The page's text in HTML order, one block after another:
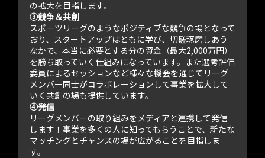
の拡大を目指します。
③競争＆共創
スポーツリーグのようなポジティブな競争の場となって
おり、スタートアップはともに学び、切磋琢磨しあう
なかで、本当に必要とする分の資金（最大2,000万円）
を勝ち取っていく仕組みになっています。また選考評価
委員によるセッションなど様々な機会を通じてリーグ
メンバー同士がコラボレーションして事業を拡大して
いく共創の場も提供しています。
④発信
リーグメンバーの取り組みをメディアと連携して発信
します！事業を多くの人に知ってもらうことで、新たな
マッチングとチャンスの場が広がることを目指しま
す。